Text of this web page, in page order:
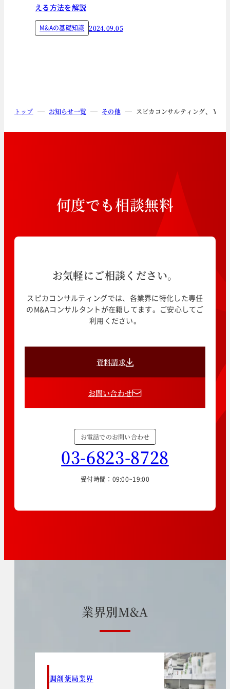
える方法を解説
M&Aの基礎知識 2024.09.05
トップ お知らせ一覧 その他 スピカコンサルティング、
何度でも相談無料
お気軽にご相談ください。
スピカコンサルティングでは、各業界に特化した専任
のM&Aコンサルタントが在籍してます。ご安心してご
利用ください。
資料請求
お問い合わせ
お電話でのお問い合わせ
03-6823-8728
受付時間：09:00~19:00
業界別M&A
調剤薬局業界